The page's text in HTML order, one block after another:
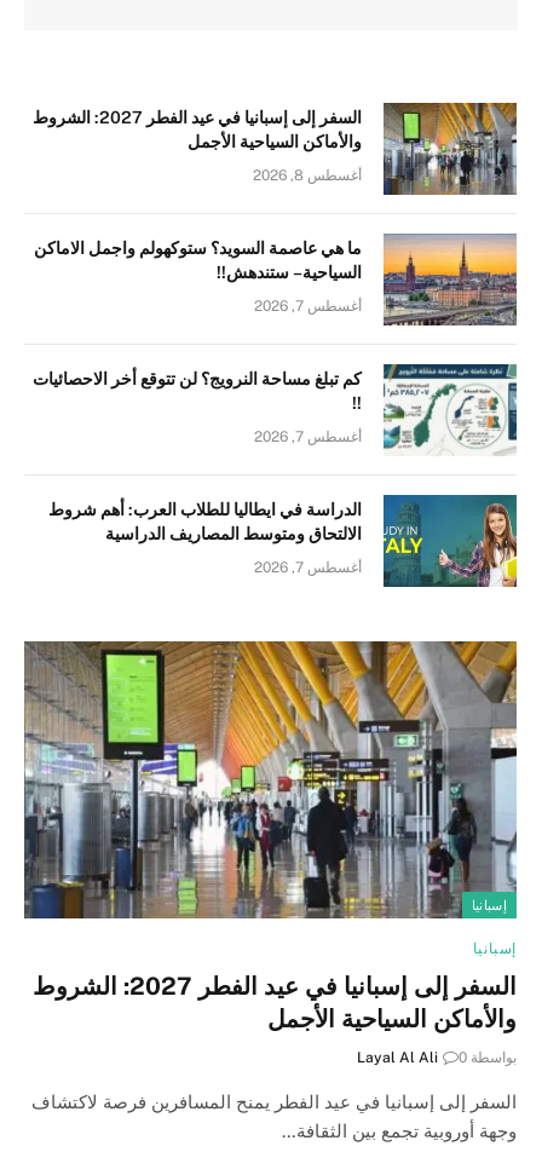
السفر إلى إسبانيا في عيد الفطر 2027: الشروط
والأماكن السياحية الأجمل
أغسطس 8, 2026
ما هي عاصمة السويد؟ ستوكهولم واجمل الاماكن
السياحية – ستندهش!!
أغسطس 7, 2026
كم تبلغ مساحة النرويج؟ لن تتوقع أخر الاحصائيات
!!
أغسطس 7, 2026
الدراسة في ايطاليا للطلاب العرب: أهم شروط
الالتحاق ومتوسط المصاريف الدراسية
أغسطس 7, 2026
إسبانيا
إسبانيا
السفر إلى إسبانيا في عيد الفطر 2027: الشروط
والأماكن السياحية الأجمل
بواسطة Layal Al Ali 0
السفر إلى إسبانيا في عيد الفطر يمنح المسافرين فرصة لاكتشاف
وجهة أوروبية تجمع بين الثقافة…